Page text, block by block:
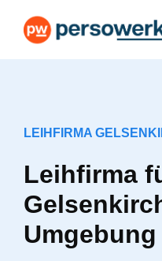
LEIHFIRMA
Leihfirma
Umgebung